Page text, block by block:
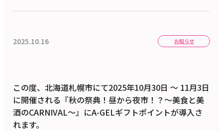
2025.10.16 お知らせ
この度、北海道札幌市にて2025年10月30日 〜 11月3日
に開催される『秋の祭典！昼から夜市！？〜美食と美
酒のCARNIVAL〜』にA-GELギフトポイントが導入さ
れます。